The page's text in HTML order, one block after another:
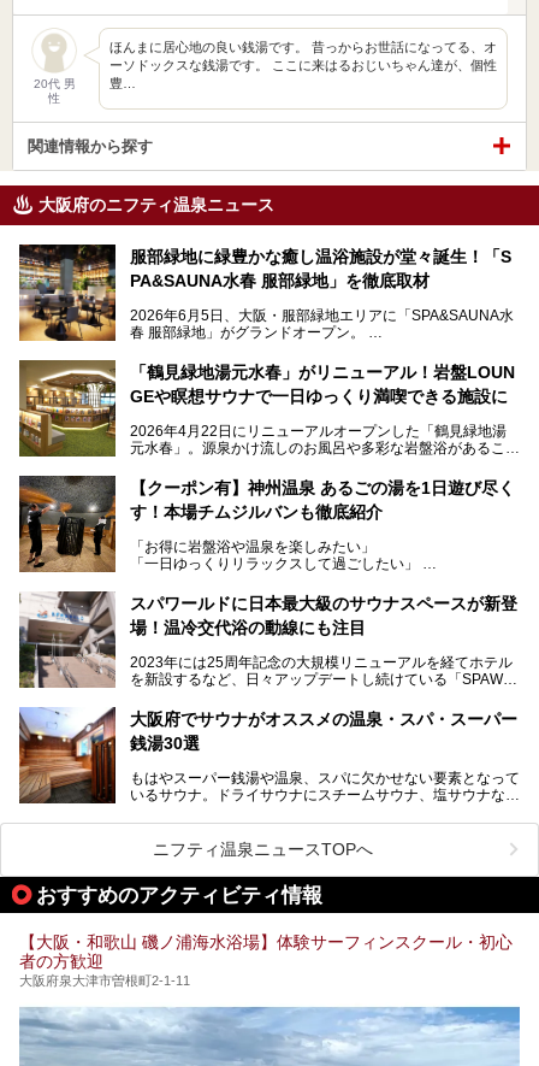
20代 男
性
ほんまに居心地の良い銭湯です。 昔っからお世話になってる、オ
ーソドックスな銭湯です。 ここに来はるおじいちゃん達が、個性
豊…
関連情報から探す
大阪府のニフティ温泉ニュース
服部緑地に緑豊かな癒し温浴施設が堂々誕生！「S
PA&SAUNA水春 服部緑地」を徹底取材
2026年6月5日、大阪・服部緑地エリアに「SPA&SAUNA水
春 服部緑地」がグランドオープン。
当初の計画から約5年の時を経て誕生した本施設は、温泉・
サウナ・岩盤浴・フィットネス・ラウンジ・レストランなど
を融合した、これまでの“水春”のイメージをさらに進化させ
今回はオープン前の内覧会に参加し、館内のこだわりポイン
サウナー注目の3種のサウナや160cmの深水風呂、没入感の
高い岩盤浴エリア、日本最大の台数を誇る最新AIフィットネ
スマシンなど、見どころ満載の館内を詳しくご紹介します。
「鶴見緑地湯元水春」がリニューアル！岩盤LOUN
GEや瞑想サウナで一日ゆっくり満喫できる施設に
2026年4月22日にリニューアルオープンした「鶴見緑地湯
元水春」。源泉かけ流しのお風呂や多彩な岩盤浴があること
に“一日中くつろげる場所”としてパワーアップしています。
今回のリニューアルでは、新たに登場した瞑想サウナをはじ
見どころが盛りだくさん。日常の疲れを癒やしたい方はもち
ろん、休日にゆったり過ごしたい方にもぴったりの内容とな
本記事では、そんなリニューアル後の注目ポイントを詳しく
紹介します。これから「鶴見緑地湯元水春」に訪れる方や、
い。
【クーポン有】神州温泉 あるごの湯を1日遊び尽く
す！本場チムジルバンも徹底紹介
「お得に岩盤浴や温泉を楽しみたい」
「一日ゆっくりリラックスして過ごしたい」
利用できる「神州温泉 あるごの湯」です。
あるごの湯は、大阪府豊中市にある日帰り温浴施設で、阪急
チムジルバン（岩盤浴）を中心に、発汗・リラックス・漫画
タイムまで満喫できる長時間滞在型の施設なので、一日中ゆ
る迫力ある熱波パフォーマンスも毎日行われており、“とと
のう”体験をしっかり楽しめるのもポイントです。
ケやボウリングといった遊び場もあり、友人同士やカップル
で“遊び+癒し”の一日を過ごすのにもぴったり。
処にいたるまで魅力をたっぷり堪能してきたので、その全容
スパワールドに日本最大級のサウナスペースが新登
場！温冷交代浴の動線にも注目
2023年には25周年記念の大規模リニューアルを経てホテル
を新設するなど、日々アップデートし続けている「SPAWO
そんなスパワールドが2025年11月15日（土）に、新たな浴
室や日本最大級140人収容の大規模サウナを携えてリニュー
アルオープン！浴室である4F・6Fそれぞれにリニューアル
大規模リニューアルの全容を確認すべく、リニューアルプレ
オープンイベントに行ってきました！今回はそのリニューア
大阪府でサウナがオススメの温泉・スパ・スーパー
銭湯30選
もはやスーパー銭湯や温泉、スパに欠かせない要素となって
いるサウナ。ドライサウナにスチームサウナ、塩サウナな
ペース、ロウリュウなど、心ゆくまで楽しむためのサービス
が充実した施設も多くみられます。
今回はそんなサウナにこだわった、大阪府内のオススメ温
泉・銭湯・スパを30件紹介したいと思います！
ニフティ温泉ニュースTOPへ
おすすめのアクティビティ情報
【大阪・和歌山 磯ノ浦海水浴場】体験サーフィンスクール・初心
者の方歓迎
大阪府泉大津市曽根町2-1-11